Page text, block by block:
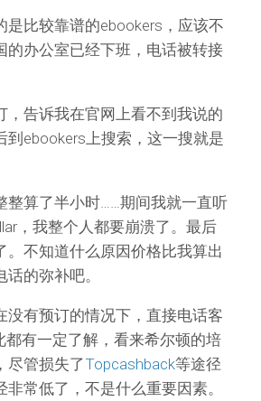
比较靠谱的ebookers，应该不
的办公室已经下班，电话被转接
，告诉我在官网上看不到我说的
ebookers上搜索，这一搜就是
整算了半小时……期间我就一直听
，我整个人都要崩溃了。最后
不知道什么原因价格比我算出
的弥补吧。
有预订的情况下，直接电话客
都有一定了解，看来希尔顿的培
尽管损失了Topcashback等途径
常低了，不是什么重要因素。